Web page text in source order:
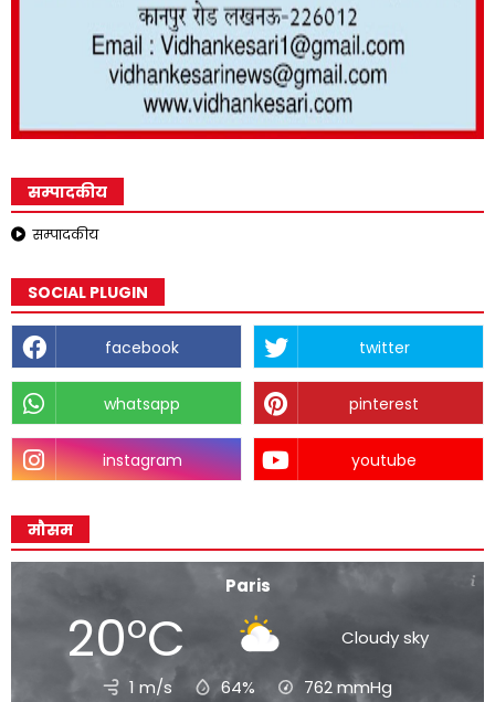
सम्पादकीय
सम्पादकीय
SOCIAL PLUGIN
facebook twitter
whatsapp pinterest
instagram youtube
मौसम
Paris
20°C Cloudy sky
1 m/s 64% 762mmHg